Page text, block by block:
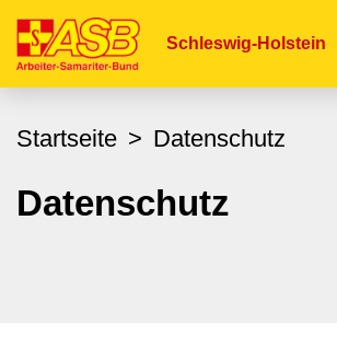
zum
Schleswig-Holstein
Startseite Datenschutz
Datenschutz